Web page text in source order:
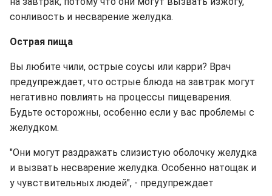
сонливость и несварение желудка.
Острая пища
Вы любите чили, острые соусы или карри? Врач
предупреждает, что острые блюда на завтрак могут
негативно повлиять на процессы пищеварения.
Будьте осторожны, особенно если у вас проблемы с
желудком.
"Они могут раздражать слизистую оболочку желудка
и вызвать несварение желудка. Особенно натощак и
у чувствительных людей", - предупреждает